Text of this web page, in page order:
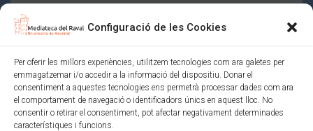
Configuració de les Cookies
Per oferir les millors experiències, utilitzem tecnologies com ara galetes per
emmagatzemar i/o accedir a la informació del dispositiu. Donar el
consentiment a aquestes tecnologies ens permetrà processar dades com ara
el comportament de navegació o identificadors únics en aquest lloc. No
consentir o retirar el consentiment, pot afectar negativament determinades
característiques i funcions.
Política de xarxes socials
Avís legal
Política de privacitat i normes d’ús
Política de cookies (EU)
Amb el suport de: